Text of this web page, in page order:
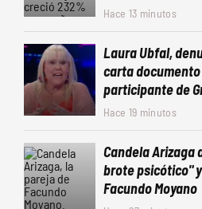
Hace 13 minutos
Laura Ubfal,
carta
participante de
Hace 19 minutos
Candela Arizaga
brote psicótico"
Facundo Moyano